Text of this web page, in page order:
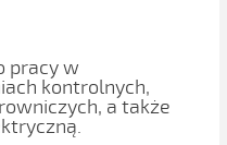
pracy w
kontrolnych,
a także